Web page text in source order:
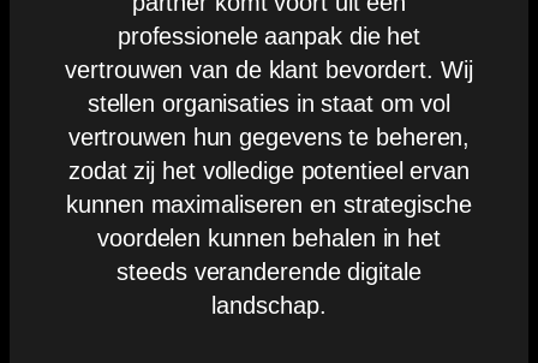
professionele aanpak die het
vertrouwen van de klant bevordert. Wij
stellen organisaties in staat om vol
vertrouwen hun gegevens te beheren,
zodat zij het volledige potentieel ervan
kunnen maximaliseren en strategische
voordelen kunnen behalen in het
steeds veranderende digitale
landschap.